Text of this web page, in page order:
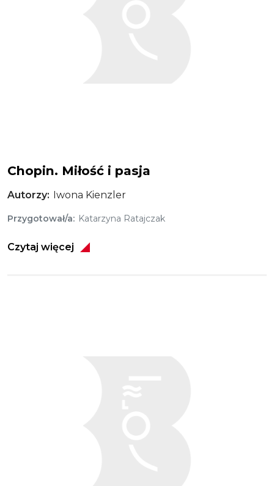
Chopin. Miłość i pasja
Autorzy Iwona Kienzler
Przygotował/a Katarzyna Ratajczak
Czytaj więcej